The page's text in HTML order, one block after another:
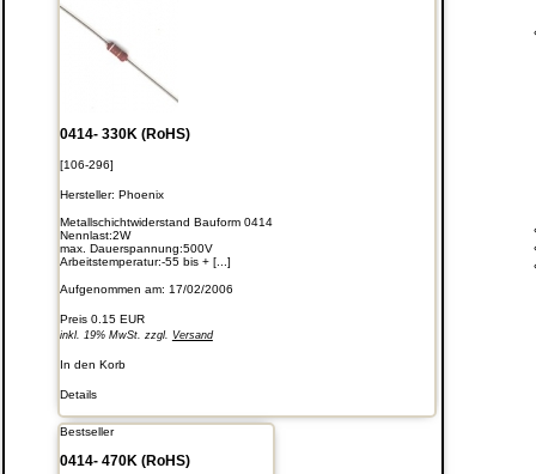
0414- 330K (RoHS)
[106-296]
Hersteller: Phoenix
Metallschichtwiderstand Bauform 0414
Nennlast:2W
max. Dauerspannung:500V
Arbeitstemperatur:-55 bis + [...]
Aufgenommen am: 17/02/2006
Preis 0.15 EUR
inkl. 19% MwSt. zzgl. Versand
In den Korb
Details
Bestseller
0414- 470K (RoHS)